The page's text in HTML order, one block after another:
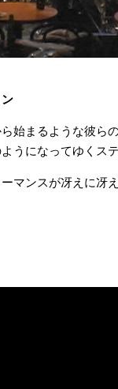
始まるような彼ら
うになってゆくス
マンスが冴えに